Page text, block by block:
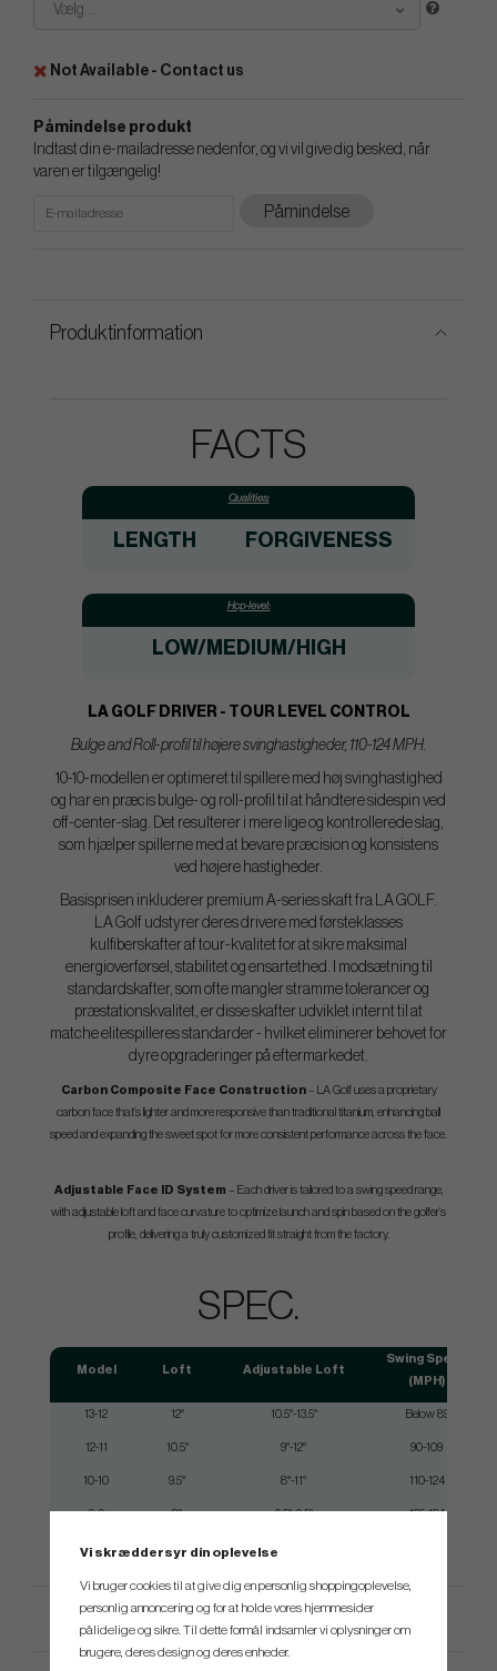
Vælg...
Not Available - Contact us
Påmindelse produkt
Indtast din e-mailadresse nedenfor, og vi vil give dig besked, når
varen er tilgængelig!
Påmindelse
Produktinformation
FACTS
Qualities:
LENGTH FORGIVENESS
Hcp-level:
LOW/MEDIUM/HIGH
LA GOLF DRIVER - TOUR LEVEL CONTROL
Bulge and Roll-profil til højere svinghastigheder, 110-124 MPH.
10-10-modellen er optimeret til spillere med høj svinghastighed
og har en præcis bulge- og roll-profil til at håndtere sidespin ved
off-center-slag. Det resulterer i mere lige og kontrollerede slag,
som hjælper spillerne med at bevare præcision og konsistens
ved højere hastigheder.
Basisprisen inkluderer premium A-series skaft fra LA GOLF.
LA Golf udstyrer deres drivere med førsteklasses
kulfiberskafter af tour-kvalitet for at sikre maksimal
energioverførsel, stabilitet og ensartethed. I modsætning til
standardskafter, som ofte mangler stramme tolerancer og
præstationskvalitet, er disse skafter udviklet internt til at
matche elitespilleres standarder - hvilket eliminerer behovet for
dyre opgraderinger på eftermarkedet.
Carbon Composite Face Construction– LA Golf uses a proprietary
carbon face that’s lighter and more responsive than traditional titanium, enhancing ball
speed and expanding the sweet spot for more consistent performance across the face.
Adjustable Face ID System – Each driver is tailored to a swing speed range,
with adjustable loft and face curvature to optimize launch and spin based on the golfer’s
profile, delivering a truly customized fit straight from the factory.
SPEC.
Model Loft Adjustable Loft
Swing Speed
(MPH)
13-12 12° 10.5°-13.5° Below 89
12-11 10.5° 9°-12° 90-109
10-10 9.5° 8°-11° 110-124
9-9 8° 6.5°-9.5° 125-134
Produktspecifikation
Vi skræddersyr din oplevelse
Vi bruger cookies til at give dig en personlig shoppingoplevelse,
personlig annoncering og for at holde vores hjemmesider
pålidelige og sikre. Til dette formål indsamler vi oplysninger om
brugere, deres design og deres enheder.